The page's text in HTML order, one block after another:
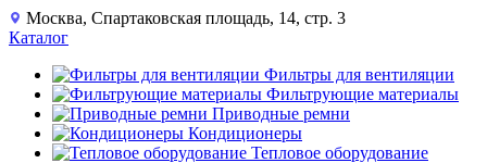
Москва, Спартаковская площадь, 14, стр. 3
Каталог
Фильтры для вентиляции
Фильтрующие материалы
Приводные ремни
Кондиционеры
Тепловое оборудование